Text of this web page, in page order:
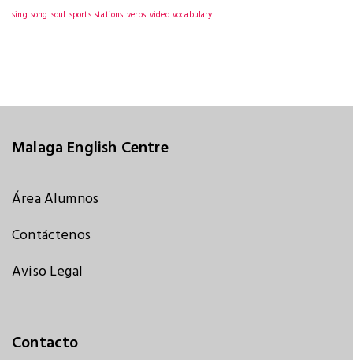
sing song soul sports stations verbs video vocabulary
Malaga English Centre
Área Alumnos
Contáctenos
Aviso Legal
Contacto